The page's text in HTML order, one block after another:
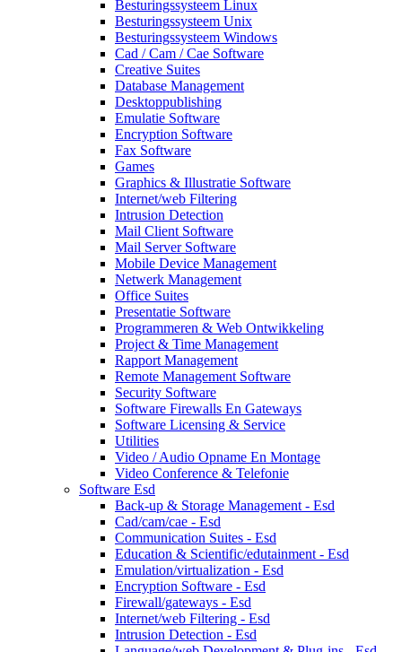
Besturingssysteem Linux
Besturingssysteem Unix
Besturingssysteem Windows
Cad / Cam / Cae Software
Creative Suites
Database Management
Desktoppublishing
Emulatie Software
Encryption Software
Fax Software
Games
Graphics & Illustratie Software
Internet/web Filtering
Intrusion Detection
Mail Client Software
Mail Server Software
Mobile Device Management
Netwerk Management
Office Suites
Presentatie Software
Programmeren & Web Ontwikkeling
Project & Time Management
Rapport Management
Remote Management Software
Security Software
Software Firewalls En Gateways
Software Licensing & Service
Utilities
Video / Audio Opname En Montage
Video Conference & Telefonie
Software Esd
Back-up & Storage Management - Esd
Cad/cam/cae - Esd
Communication Suites - Esd
Education & Scientific/edutainment - Esd
Emulation/virtualization - Esd
Encryption Software - Esd
Firewall/gateways - Esd
Internet/web Filtering - Esd
Intrusion Detection - Esd